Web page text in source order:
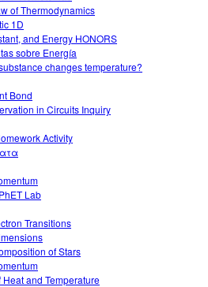
of Thermodynamics
1D
and Energy HONORS
sobre Energía
changes temperature?
Bond
in Circuits Inquiry
Activity
Lab
Transitions
of Stars
and Temperature